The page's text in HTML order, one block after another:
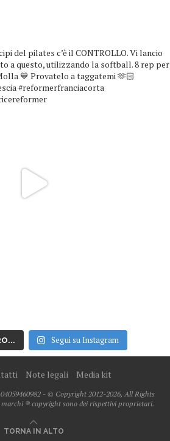
Segui su Instagram
Note legali Media kit
- © Copyright 2012-2026, All Rights
marchi ® copyright sono dei rispettivi proprietari.
TORNA IN ALTO